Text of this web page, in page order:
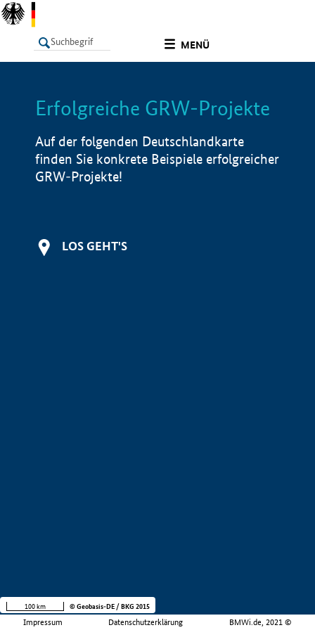
MENÜ
LISTE Info
Erfolgreiche GRW-Projekte
Auf der folgenden Deutschlandkarte
finden Sie konkrete Beispiele erfolgreicher
GRW-Projekte!
LOS GEHT'S
Impressum Datenschutzerklärung BMWi.de, 2021 ©
100 km © Geobasis-DE / BKG 2015